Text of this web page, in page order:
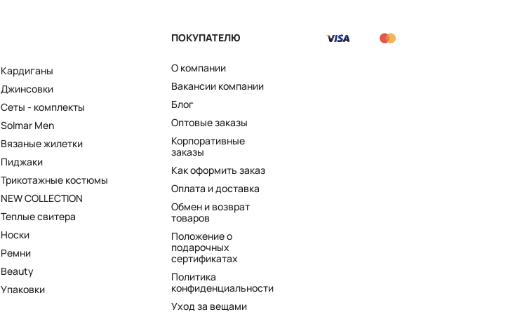
Кардиганы
Джинсовки
Сеты - комплекты
Solmar Men
Вязаные жилетки
Пиджаки
Трикотажные костюмы
NEW COLLECTION
Теплые свитера
Носки
Ремни
Beauty
Упаковки
ПОКУПАТЕЛЮ
О компании
Вакансии компании
Блог
Оптовые заказы
Корпоративные
заказы
Как оформить заказ
Оплата и доставка
Обмен и возврат
товаров
Положение о
подарочных
сертификатах
Политика
конфиденциальности
Уход за вещами